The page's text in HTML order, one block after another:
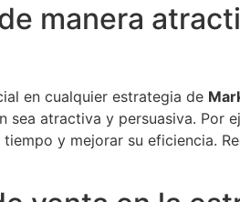
manera
en cualquier estrategia de
atractiva y persuasiva. Por
y mejorar su eficiencia.